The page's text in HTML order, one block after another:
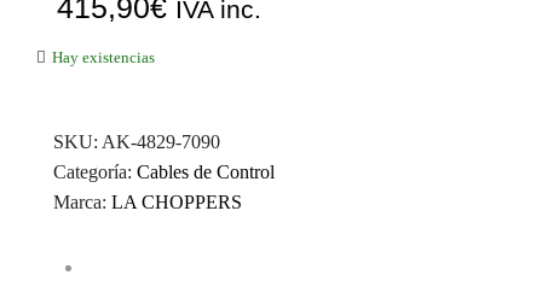
415,90€ IVA inc.
Hay existencias
SKU: AK-4829-7090
Categoría: Cables de Control
Marca: LA CHOPPERS